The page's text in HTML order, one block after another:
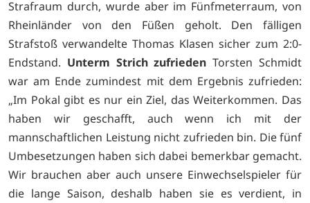
Strafraum durch, wurde aber im Fünfmeterraum, von
Rheinländer von den Füßen geholt. Den fälligen
Strafstoß verwandelte Thomas Klasen sicher zum 2:0-
Endstand. Unterm Strich zufrieden Torsten Schmidt
war am Ende zumindest mit dem Ergebnis zufrieden:
„Im Pokal gibt es nur ein Ziel, das Weiterkommen. Das
haben wir geschafft, auch wenn ich mit der
mannschaftlichen Leistung nicht zufrieden bin. Die fünf
Umbesetzungen haben sich dabei bemerkbar gemacht.
Wir brauchen aber auch unsere Einwechselspieler für
die lange Saison, deshalb haben sie es verdient, in